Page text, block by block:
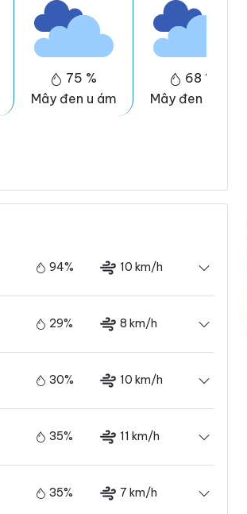
75 %
Mây đen u ám
68 %
Mây đen u ám
94% 10 km/h
29% 8 km/h
30% 10 km/h
35% 11 km/h
35% 7 km/h